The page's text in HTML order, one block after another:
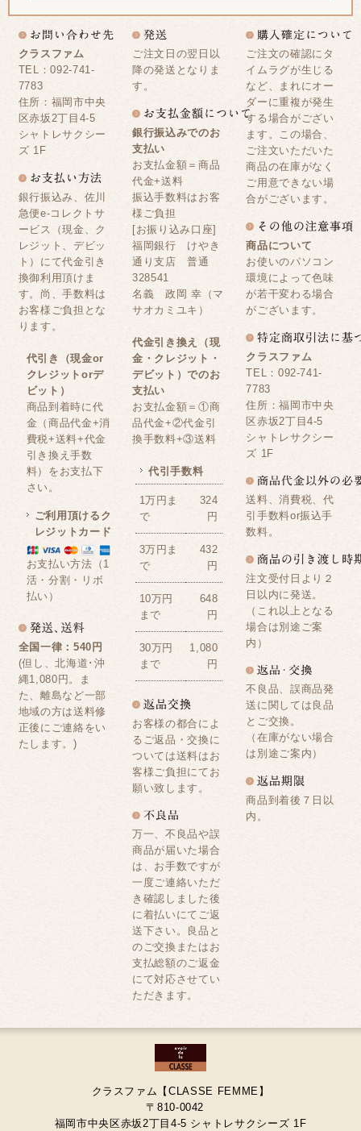
クラスファム
TEL：092-741-
7783
住所：福岡市中央
区赤坂2丁目4-5
シャトレサクシー
ズ 1F
銀行振込み、佐川
急便e-コレクトサ
ービス（現金、ク
レジット、デビッ
ト）にて代金引き
換御利用頂けま
す。尚、手数料は
お客様ご負担とな
ります。
代引き（現金or
クレジットorデ
ビット）
商品到着時に代
金（商品代金+消
費税+送料+代金
引き換え手数
料）をお支払下
さい。
ご利用頂けるク
レジットカード
お支払い方法（1
活・分割・リボ
払い）
全国一律：540円
(但し、北海道･沖
縄1,080円。ま
た、離島など一部
地域の方は送料修
正後にご連絡をい
たします。)
ご注文日の翌日以
降の発送となりま
す。
銀行振込みでのお
支払い
お支払金額＝商品
代金+送料
振込手数料はお客
様ご負担
[お振り込み口座]
福岡銀行 けやき
通り支店 普通
328541
名義 政岡 幸（マ
サオカミユキ）
代金引き換え（現
金・クレジット・
デビット）でのお
支払い
お支払金額＝①商
品代金+②代金引
換手数料+③送料
代引手数料
1万円ま
で
324
円
3万円ま
で
432
円
10万円
まで
648
円
30万円
まで
1,080
円
お客様の都合によ
るご返品・交換に
ついては送料はお
客様ご負担にてお
願い致します。
万一、不良品や誤
商品が届いた場合
は、お手数ですが
一度ご連絡いただ
き確認しました後
に着払いにてご返
送下さい。良品と
のご交換またはお
支払総額のご返金
にて対応させてい
ただきます。
ご注文の確認にタ
イムラグが生じる
など、まれにオー
ダーに重複が発生
する場合がござい
ます。この場合、
ご注文いただいた
商品の在庫がなく
ご用意できない場
合がございます。
商品について
お使いのパソコン
環境によって色味
が若干変わる場合
がございます。
クラスファム
TEL：092-741-
7783
住所：福岡市中央
区赤坂2丁目4-5
シャトレサクシー
ズ 1F
送料、消費税、代
引手数料or振込手
数料。
注文受付日より２
日以内に発送。
（これ以上となる
場合は別途ご案
内）
不良品、誤商品発
送に関しては良品
とご交換。
（在庫がない場合
は別途ご案内）
商品到着後７日以
内。
クラスファム【CLASSE FEMME】
〒810-0042
福岡市中央区赤坂2丁目4-5 シャトレサクシーズ 1F